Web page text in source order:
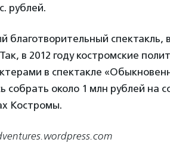
рублей.
благотворительный спектакль,
в 2012 году костромские
в спектакле
собрать около 1 млн рублей на
Костромы.